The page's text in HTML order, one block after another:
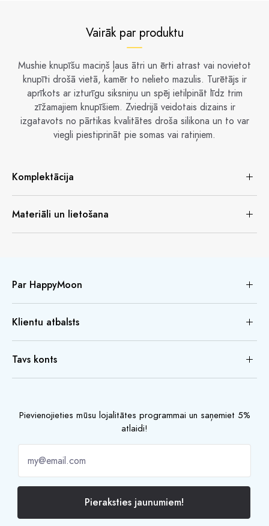
Vairāk par produktu
Mushie knupīšu maciņš ļaus ātri un ērti atrast vai novietot
knupīti drošā vietā, kamēr to nelieto mazulis. Turētājs ir
aprīkots ar izturīgu siksniņu un spēj ietilpināt līdz trim
zīžamajiem knupīšiem. Zviedrijā veidotais dizains ir
izgatavots no pārtikas kvalitātes droša silikona un to var
viegli piestiprināt pie somas vai ratiņiem.
Komplektācija
Materiāli un lietošana
Par HappyMoon
Klientu atbalsts
Tavs konts
Pievienojieties mūsu lojalitātes programmai un saņemiet 5%
atlaidi!
Pieraksties jaunumiem!